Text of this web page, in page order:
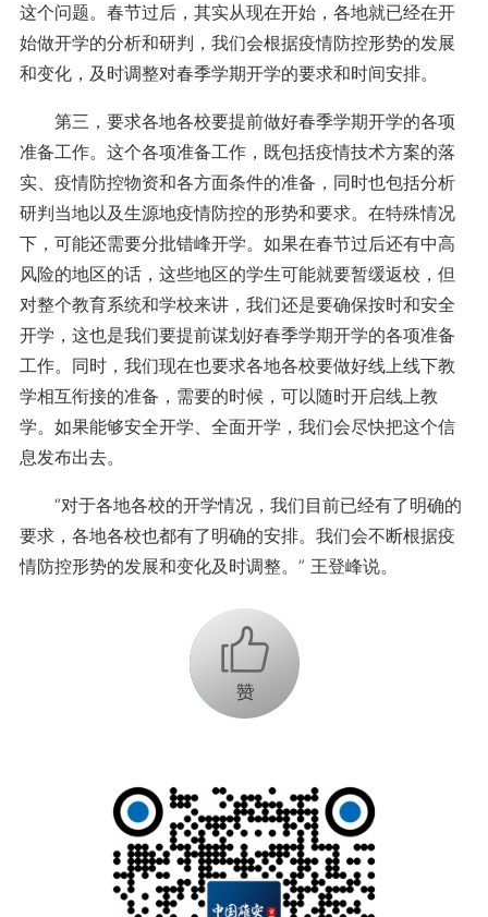
这个问题。春节过后，其实从现在开始，各地就已经在开
始做开学的分析和研判，我们会根据疫情防控形势的发展
和变化，及时调整对春季学期开学的要求和时间安排。
第三，要求各地各校要提前做好春季学期开学的各项
准备工作。这个各项准备工作，既包括疫情技术方案的落
实、疫情防控物资和各方面条件的准备，同时也包括分析
研判当地以及生源地疫情防控的形势和要求。在特殊情况
下，可能还需要分批错峰开学。如果在春节过后还有中高
风险的地区的话，这些地区的学生可能就要暂缓返校，但
对整个教育系统和学校来讲，我们还是要确保按时和安全
开学，这也是我们要提前谋划好春季学期开学的各项准备
工作。同时，我们现在也要求各地各校要做好线上线下教
学相互衔接的准备，需要的时候，可以随时开启线上教
学。如果能够安全开学、全面开学，我们会尽快把这个信
息发布出去。
“对于各地各校的开学情况，我们目前已经有了明确的
要求，各地各校也都有了明确的安排。我们会不断根据疫
情防控形势的发展和变化及时调整。” 王登峰说。
+1